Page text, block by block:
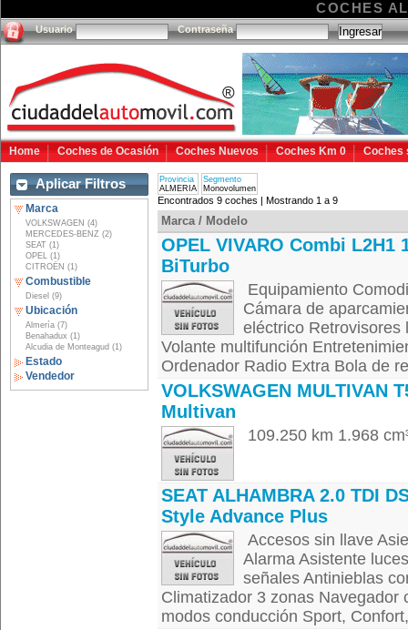
COCHES
Usuario Contraseña
Home Coches de Ocasión Coches Nuevos Coches Km 0 Coches
Aplicar Filtros
Marca
VOLKSWAGEN (4)
MERCEDES-BENZ (2)
SEAT (1)
OPEL (1)
CITROËN (1)
Combustible
Diesel (9)
Ubicación
Almería (7)
Benahadux (1)
Alcudia de Monteagud (1)
Estado
Vendedor
Provincia
ALMERIA
Segmento
Monovolumen
Encontrados 9 coches | Mostrando 1 a 9
Marca / Modelo
OPEL VIVARO Combi L2H1
BiTurbo
Equipamiento
Cámara de
eléctrico Retrovisores
Volante multifunción
Ordenador Radio Extra Bola de
VOLKSWAGEN MULTIVAN
Multivan
109.250 km 1.968
SEAT ALHAMBRA 2.0 TDI
Style Advance Plus
Accesos sin llave
Alarma Asistente
señales Antinieblas
Climatizador 3 zonas Navegador
modos conducción Sport,